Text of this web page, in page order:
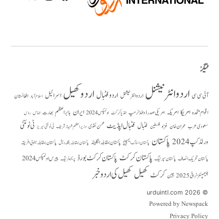
ٹیگز
آئی سی سی اردو انٹرنیشنل اردو انٹر نیشنل اردو فٹبالاردو کھیل اسرائیل اسلام آباد افغانستان
اقوام متحدہ امریکا امریکہ امریکی صدر ڈونلڈ ٹرمپ انڈیا کرکٹ اولمپکس 2024 ایران بابر اعظم بھارت حماس روس
سعودی عرب عمران خان غزہ فلسطین فٹبال فٹبال اپڈیٹ محسن نقوی وزیراعظم شہباز شریف ٹی ٹوئنٹی سیریز ٹی ٹوئنٹی
ورلڈ کپ 2024
پاکستان پاکستان اسٹاک ایکسچینج پاکستان بمقابلہ انگلینڈ پاکستان بمقابلہ بنگلہ دیش پاکستان بمقابلہ جنوبی افریقہ
پاکستان تحریک انصاف پاکستان سپر لیگ پاکستان کرکٹ پاکستان کرکٹ بورڈ پریمیئر لیگ پیرس اولمپکس 2024
چیمپئنز ٹرافی 2025 چین کرکٹ کھیل کھیل کی اردو خبر
© 2026 urduintl.com
Powered by Newspack
Privacy Policy